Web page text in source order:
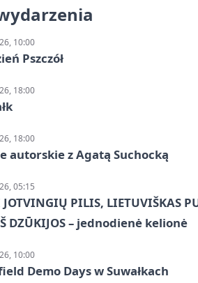
10:00
Pszczół
18:00
18:00
autorskie z Agatą Suchocką
05:15
PILIS, LIETUVIŠKAS
DZŪKIJOS – jednodienė kelionė
10:00
Demo Days w Suwałkach